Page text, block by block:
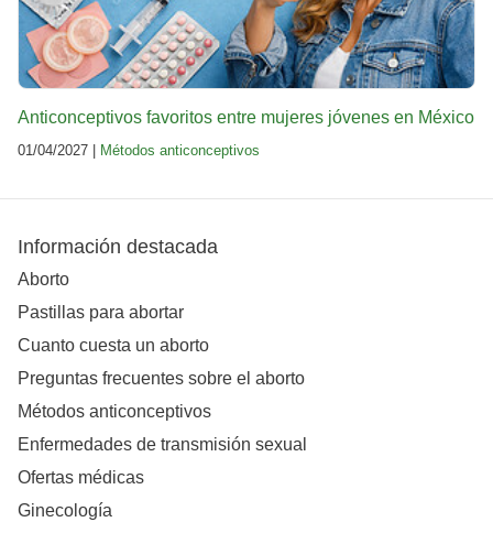
Anticonceptivos favoritos entre mujeres jóvenes en México
01/04/2027 | Métodos anticonceptivos
Información destacada
Aborto
Pastillas para abortar
Cuanto cuesta un aborto
Preguntas frecuentes sobre el aborto
Métodos anticonceptivos
Enfermedades de transmisión sexual
Ofertas médicas
Ginecología